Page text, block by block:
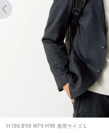
H186 B98 W79 H98 着用サイズ:L